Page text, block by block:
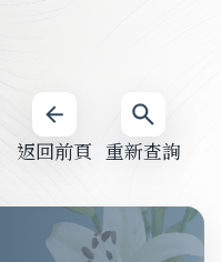
重新查詢
返回前頁